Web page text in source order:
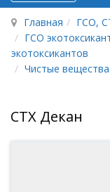
Главная
ГСО,
ГСО
экотоксикантов
Чистые
СТХ Декан